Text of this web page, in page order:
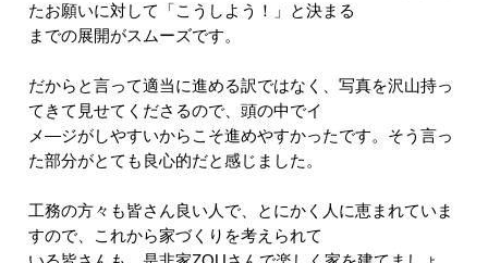
たお願いに対して「こうしよう！」と決まる
までの展開がスムーズです。
だからと言って適当に進める訳ではなく、写真を沢山持っ
てきて見せてくださるので、頭の中でイ
メ―ジがしやすいからこそ進めやすかったです。そう言っ
た部分がとても良心的だと感じました。
工務の方々も皆さん良い人で、とにかく人に恵まれていま
すので、これから家づくりを考えられて